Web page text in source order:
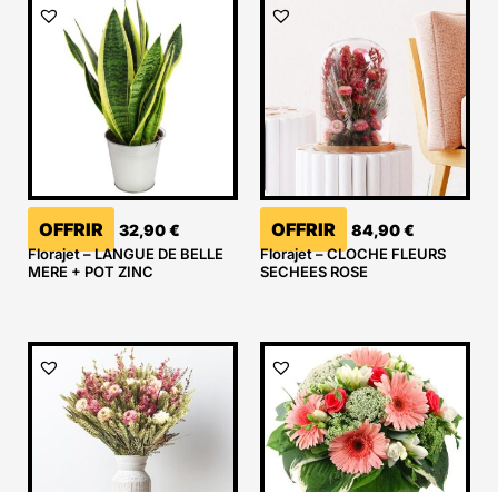
OFFRIR 32,90€
Florajet – LANGUE DE BELLE
MERE + POT ZINC
OFFRIR 84,90€
Florajet – CLOCHE FLEURS
SECHEES ROSE